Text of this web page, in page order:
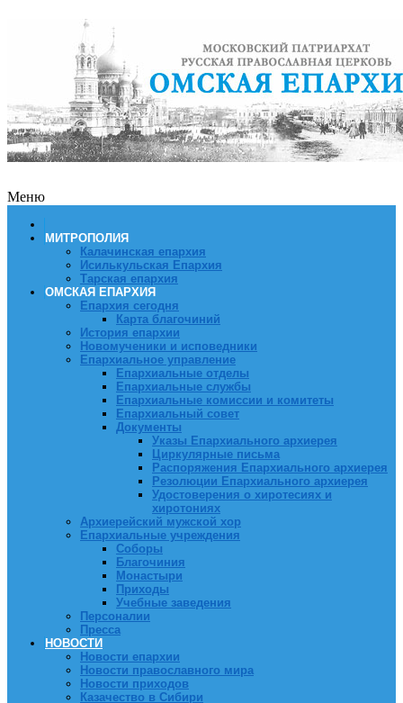
Меню
МИТРОПОЛИЯ
Калачинская епархия
Исилькульская Епархия
Тарская епархия
ОМСКАЯ ЕПАРХИЯ
Епархия сегодня
Карта благочиний
История епархии
Новомученики и исповедники
Епархиальное управление
Епархиальные отделы
Епархиальные службы
Епархиальные комиссии и комитеты
Епархиальный совет
Документы
Указы Епархиального архиерея
Циркулярные письма
Распоряжения Епархиального архиерея
Резолюции Епархиального архиерея
Удостоверения о хиротесиях и
хиротониях
Архиерейский мужской хор
Епархиальные учреждения
Соборы
Благочиния
Монастыри
Приходы
Учебные заведения
Персоналии
Пресса
НОВОСТИ
Новости епархии
Новости православного мира
Новости приходов
Казачество в Сибири